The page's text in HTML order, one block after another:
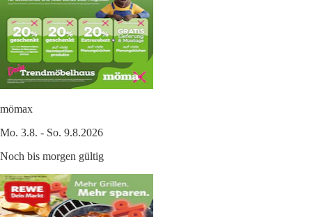
mömax
Mo. 3.8. - So. 9.8.2026
Noch bis morgen gültig